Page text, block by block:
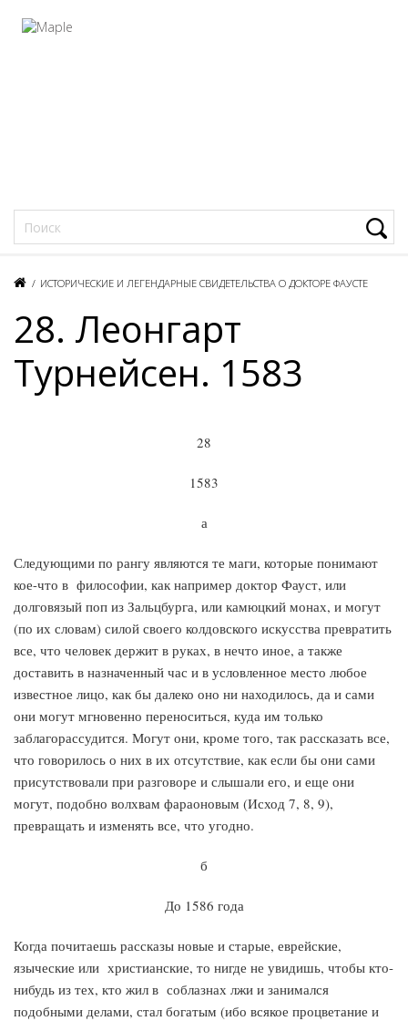
/ ИСТОРИЧЕСКИЕ И ЛЕГЕНДАРНЫЕ СВИДЕТЕЛЬСТВА О ДОКТОРЕ ФАУСТЕ
28. Леонгарт
Турнейсен. 1583
28
1583
а
Следующими по рангу являются те маги, которые понимают
кое-что в философии, как например доктор Фауст, или
долговязый поп из Зальцбурга, или камюцкий монах, и могут
(по их словам) силой своего колдовского искусства превратить
все, что человек держит в руках, в нечто иное, а также
доставить в назначенный час и в условленное место любое
известное лицо, как бы далеко оно ни находилось, да и сами
они могут мгновенно переноситься, куда им только
заблагорассудится. Могут они, кроме того, так рассказать все,
что говорилось о них в их отсутствие, как если бы они сами
присутствовали при разговоре и слышали его, и еще они
могут, подобно волхвам фараоновым (Исход 7, 8, 9),
превращать и изменять все, что угодно.
б
До 1586 года
Когда почитаешь рассказы новые и старые, еврейские,
языческие или христианские, то нигде не увидишь, чтобы кто-
нибудь из тех, кто жил в соблазнах лжи и занимался
подобными делами, стал богатым (ибо всякое процветание и